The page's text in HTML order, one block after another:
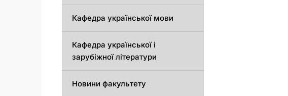
Кафедра української мови
Кафедра української і
зарубіжної літератури
Новини факультету